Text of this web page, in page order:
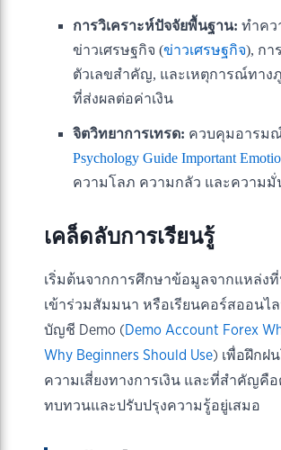
การวิเคราะห์ปัจจัยพื้นฐาน: ทำคว
ข่าวเศรษฐกิจ (ข่าวเศรษฐกิจ), กา
ตัวเลขสำคัญ, และเหตุการณ์ทาง
ที่ส่งผลต่อค่าเงิน
จิตวิทยาการเทรด: ควบคุมอารม
Psychology Guide Important
ความโลภ ความกลัว และความมั่
เคล็ดลับการเรียนรู้
เริ่มต้นจากการศึกษาข้อมูลจากแหล่งที่
เข้าร่วมสัมมนา หรือเรียนคอร์สออนไ
บัญชี Demo (Demo Account Forex
Why Beginners Should Use) เพื่อฝึกฝ
ความเสี่ยงทางการเงิน และที่สำคัญคื
ทบทวนและปรับปรุงความรู้อยู่เสมอ